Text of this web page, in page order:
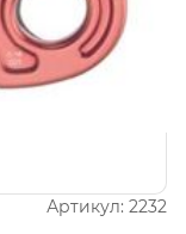
Артикул: 2232